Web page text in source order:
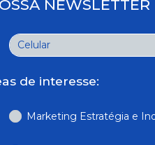
NEWSLETTER
de interesse:
Marketing Estratégia e